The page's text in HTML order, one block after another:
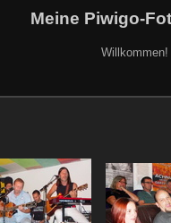
Meine Piwigo-
Willkommen!